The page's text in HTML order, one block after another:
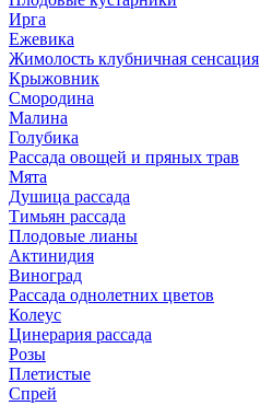
Ирга
Ежевика
Жимолость клубничная сенсация
Крыжовник
Смородина
Малина
Голубика
Рассада овощей и пряных трав
Мята
Душица рассада
Тимьян рассада
Плодовые лианы
Актинидия
Виноград
Рассада однолетних цветов
Колеус
Цинерария рассада
Розы
Плетистые
Спрей